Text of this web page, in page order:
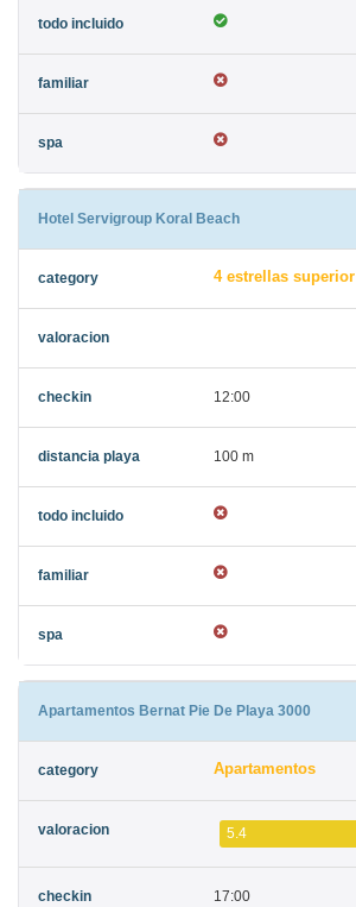
Hotel Servigroup Koral Beach
4 estrellas superior
12:00
100 m
Apartamentos Bernat Pie De Playa 3000
Apartamentos
5.4
17:00